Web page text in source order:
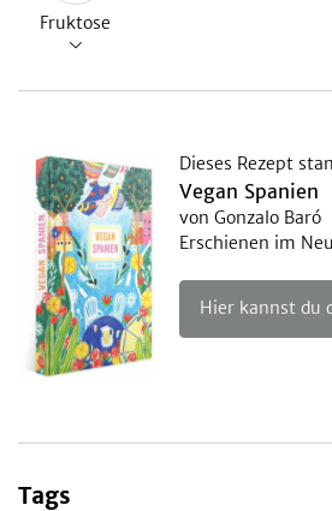
Fruktose
Dieses Rezept
Vegan Spanien
von Gonzalo Baró
Erschienen im
Hier kannst du
Tags